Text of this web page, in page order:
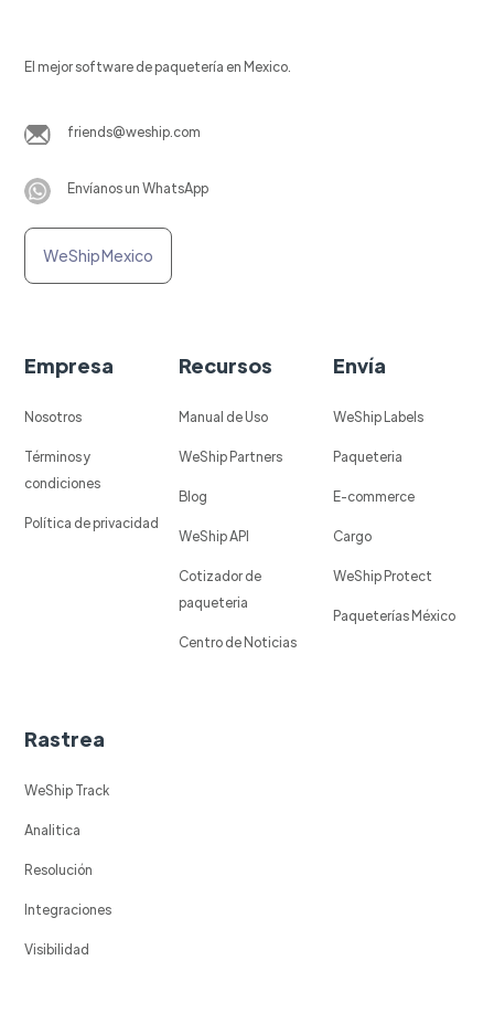
El mejor software de paquetería en Mexico.
friends@weship.com
Envíanos un WhatsApp
WeShip Mexico
Empresa
Nosotros
Términos y
condiciones
Política de privacidad
Recursos
Manual de Uso
WeShip Partners
Blog
WeShip API
Cotizador de
paqueteria
Centro de Noticias
Envía
WeShip Labels
Paqueteria
E-commerce
Cargo
WeShip Protect
Paqueterías México
Rastrea
WeShip Track
Analitica
Resolución
Integraciones
Visibilidad